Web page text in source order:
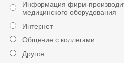
Информация фирм-
медицинского оборудования
Интернет
Общение с коллегами
Другое